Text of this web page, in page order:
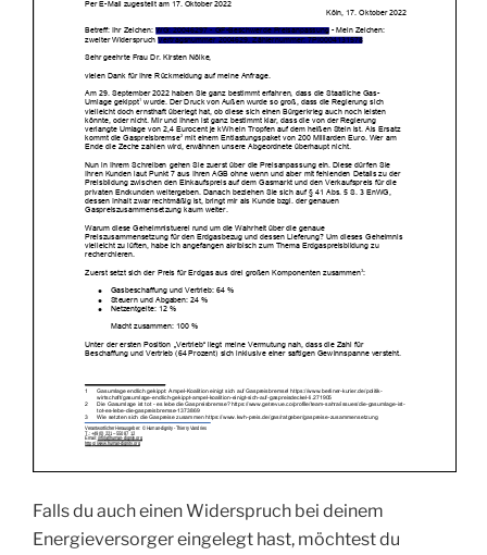
Falls du auch einen Widerspruch bei deinem
Energieversorger eingelegt hast, möchtest du